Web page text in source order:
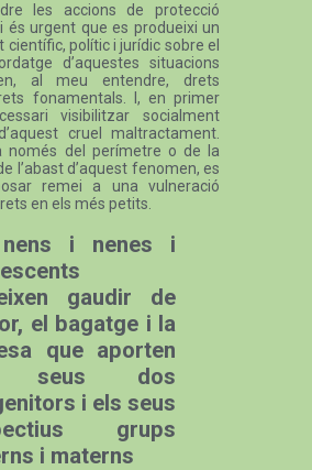
les accions de protecció
és urgent que es produeixi un
científic, polític i jurídic sobre el
d’aquestes situacions
al meu entendre, drets
fonamentals. I, en primer
visibilitzar socialment
cruel maltractament.
només del perímetre o de la
l’abast d’aquest fenomen, es
remei a una vulneració
en els més petits.
i nenes i
gaudir de
el bagatge i la
que aporten
seus dos
i els seus
grups
i materns